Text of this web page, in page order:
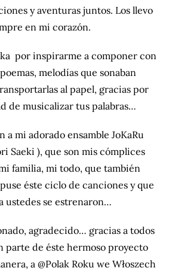
y aventuras juntos. Los llevo
en mi corazón.
por inspirarme a componer con
melodías que sonaban
al papel, gracias por
de musicalizar tus palabras…
a mi adorado ensamble JoKaRu
Saeki ), que son mis cómplices
familia, mi todo, que también
éste ciclo de canciones y que
ustedes se estrenaron…
agradecido… gracias a todos
parte de éste hermoso proyecto
a @Polak Roku we Włoszech